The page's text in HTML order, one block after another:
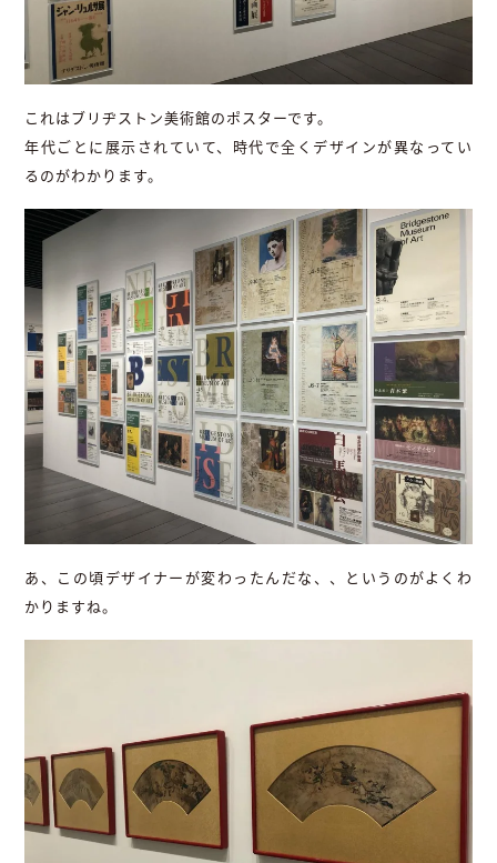
これはブリヂストン美術館のポスターです。
年代ごとに展示されていて、時代で全くデザインが異なってい
るのがわかります。
あ、この頃デザイナーが変わったんだな、、というのがよくわ
かりますね。